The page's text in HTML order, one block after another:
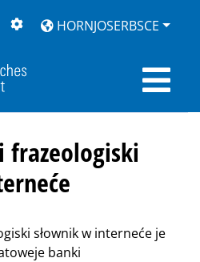
ZWOBRAZNJENJE
HORNJOSERBSCE
frazeologiski
słownik w interneće je
banki